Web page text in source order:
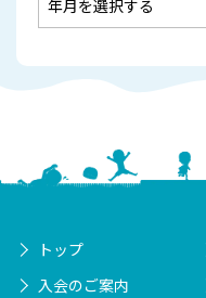
トップ
入会のご案内